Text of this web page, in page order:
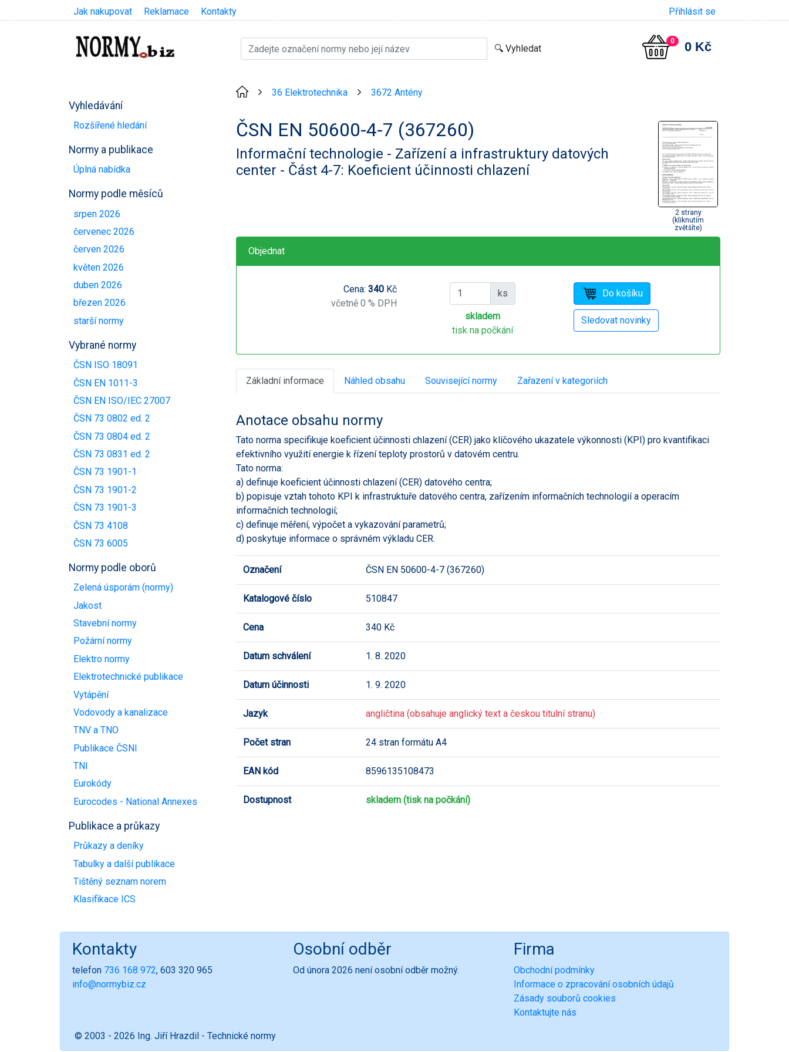
Jak nakupovat Reklamace Kontakty Přihlásit se
0 0 Kč
Vyhledávání
Rozšířené hledání
Normy a publikace
Úplná nabídka
Normy podle měsíců
srpen 2026
červenec 2026
červen 2026
květen 2026
duben 2026
březen 2026
starší normy
Vybrané normy
ČSN ISO 18091
ČSN EN 1011-3
ČSN EN ISO/IEC 27007
ČSN 73 0802 ed. 2
ČSN 73 0804 ed. 2
ČSN 73 0831 ed. 2
ČSN 73 1901-1
ČSN 73 1901-2
ČSN 73 1901-3
ČSN 73 4108
ČSN 73 6005
Normy podle oborů
Zelená úsporám (normy)
Jakost
Stavební normy
Požární normy
Elektro normy
Elektrotechnické publikace
Vytápění
Vodovody a kanalizace
TNV a TNO
Publikace ČSNI
TNI
Eurokódy
Eurocodes - National Annexes
Publikace a průkazy
Průkazy a deníky
Tabulky a další publikace
Tištěný seznam norem
Klasifikace ICS
36 Elektrotechnika 3672 Antény
ČSN EN 50600-4-7 (367260)
Informační technologie - Zařízení a infrastruktury datových
center - Část 4-7: Koeficient účinnosti chlazení
2 strany
(kliknutím
zvětšíte)
Objednat
Cena: 340Kč
včetně 0 % DPH
ks
skladem
tisk na počkání
Základní informace Náhled obsahu Související normy Zařazení v kategoriích
Anotace obsahu normy
Tato norma specifikuje koeficient účinnosti chlazení (CER) jako klíčového ukazatele výkonnosti (KPI) pro kvantifikaci
efektivního využití energie k řízení teploty prostorů v datovém centru.
Tato norma:
a) definuje koeficient účinnosti chlazení (CER) datového centra;
b) popisuje vztah tohoto KPI k infrastruktuře datového centra, zařízením informačních technologií a operacím
informačních technologií;
c) definuje měření, výpočet a vykazování parametrů;
d) poskytuje informace o správném výkladu CER.
Označení ČSN EN 50600-4-7 (367260)
Katalogové číslo 510847
Cena 340 Kč
Datum schválení 1. 8. 2020
Datum účinnosti 1. 9. 2020
Jazyk angličtina (obsahuje anglický text a českou titulní stranu)
Počet stran 24 stran formátu A4
EAN kód 8596135108473
Dostupnost skladem (tisk na počkání)
Kontakty
telefon 736 168 972, 603 320 965
info@normybiz.cz
Osobní odběr
Od února 2026 není osobní odběr možný.
Firma
Obchodní podmínky
Informace o zpracování osobních údajů
Zásady souborů cookies
Kontaktujte nás
© 2003 - 2026 Ing. Jiří Hrazdil - Technické normy